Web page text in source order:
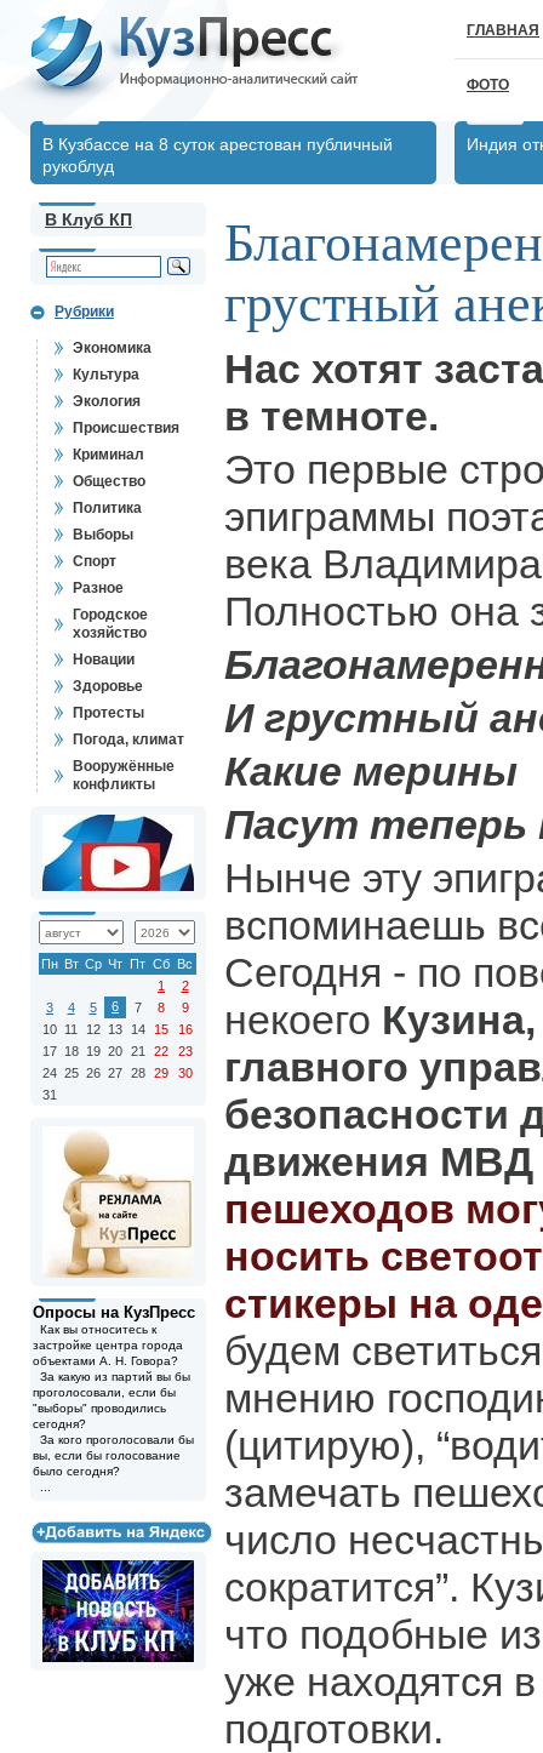
ГЛАВНАЯ
ФОТО
В Кузбассе на 8 суток арестован публичный
рукоблуд
Индия
В Клуб КП
Рубрики
Экономика
Культура
Экология
Происшествия
Криминал
Общество
Политика
Выборы
Спорт
Разное
Городское
хозяйство
Новации
Здоровье
Протесты
Погода, климат
Вооружённые
конфликты
Пн Вт Ср Чт Пт Сб Вс
1
2
3
4 5 6 7 8
9
10 11 12 13 14 15
16
17 18 19 20 21 22
23
24 25 26 27 28 29
30
31
Опросы на КузПресс
Как вы относитесь к
застройке центра города
объектами А. Н. Говора?
За какую из партий вы бы
проголосовали, если бы
"выборы" проводились
сегодня?
За кого проголосовали бы
вы, если бы голосование
было сегодня?
грустный
Нас хотят
в темноте.
Это первые
эпиграммы
века
Полностью она
И грустный
Какие мерины
Пасут теперь
Нынче эту
вспоминаешь
Сегодня - по
некоего
главного
безопасности
движения МВД
пешеходов
носить
стикеры на
будем
мнению
(цитирую),
замечать
число
сократится”.
что подобные
уже находятся
подготовки.